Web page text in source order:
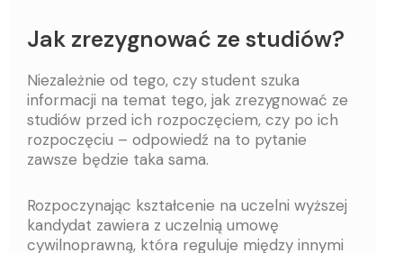
Jak zrezygnować ze studiów?
Niezależnie od tego, czy student szuka
informacji na temat tego, jak zrezygnować ze
studiów przed ich rozpoczęciem, czy po ich
rozpoczęciu – odpowiedź na to pytanie
zawsze będzie taka sama.
Rozpoczynając kształcenie na uczelni wyższej
kandydat zawiera z uczelnią umowę
cywilnoprawną, która reguluje między innymi